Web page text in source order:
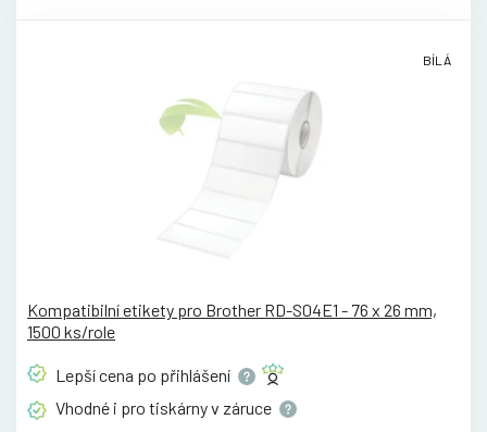
BÍLÁ
Kompatibilní etikety pro Brother RD-S04E1 - 76 x 26 mm,
1500 ks/role
Lepší cena po přihlášení
Vhodné i pro tiskárny v záruce